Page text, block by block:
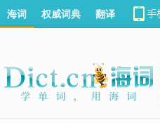
海词 权威词典 翻译